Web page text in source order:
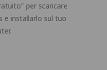
per scaricare
e installarlo sul tuo